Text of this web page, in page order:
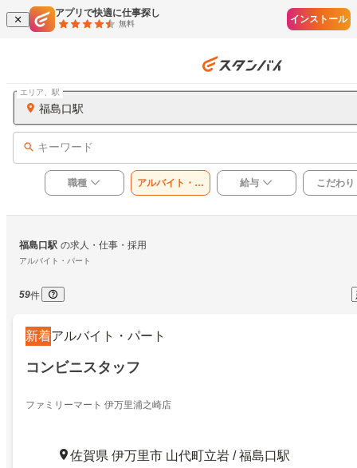
アプリで快適に仕事探し
無料 インストール
福島口駅
エリア、駅
キーワード
職種
アルバイト・パ
ート
給与 こだわり
福島口駅 の求人・仕事・採用
アルバイト・パート
59件
新着アルバイト・パート
コンビニスタッフ
ファミリーマート 伊万里浦之崎店
佐賀県 伊万里市 山代町立岩 / 福島口駅